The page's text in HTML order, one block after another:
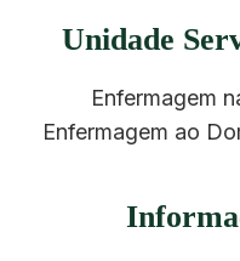
Unidade
Enfermagem
Enfermagem ao